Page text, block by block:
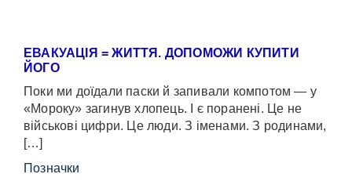
ЕВАКУАЦІЯ = ЖИТТЯ. ДОПОМОЖИ КУПИТИ
ЙОГО
Поки ми доїдали паски й запивали компотом — у
«Мороку» загинув хлопець. І є поранені. Це не
військові цифри. Це люди. З іменами. З родинами,
[…]
Позначки